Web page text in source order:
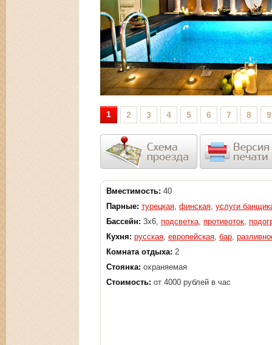
1 2 3 4 5 6 7 8 9
Вместимость: 40
Парные: турецкая, финская, услуги
Бассейн: 3x6, подсветка, противоток,
Кухня: русская, европейская, бар,
Комната отдыха: 2
Стоянка: охраняемая
Стоимость: от 4000 рублей в час